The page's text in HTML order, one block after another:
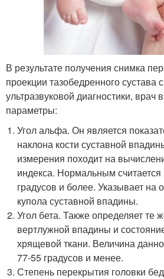
В результате получения снимка
проекции тазобедренного
ультразвуковой диагностики,
параметры:
Угол альфа. Он является
наклона кости суставной
измерения походит на
индекса. Нормальным считается
градусов и более. Указывает на
купола суставной впадины.
Угол бета. Также определяет те
вертлужной впадины и
хрящевой ткани. Величина
77-55 градусов и менее.
Степень перекрытия головки